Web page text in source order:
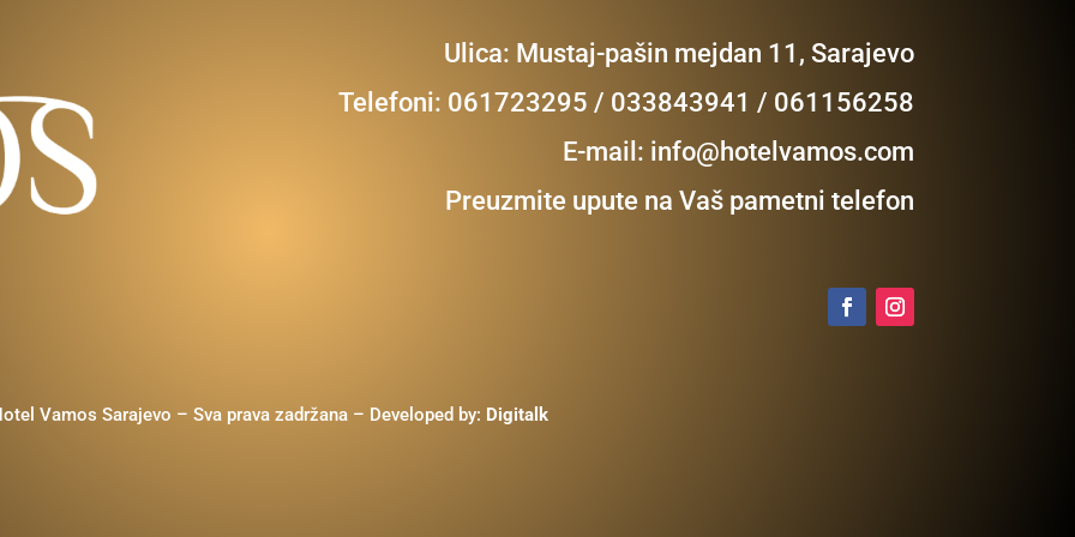
Ulica: Mustaj-pašin mejdan 11, Sarajevo
Telefoni: 061723295 / 033843941 / 061156258
E-mail: info@hotelvamos.com
Preuzmite upute na Vaš pametni telefon
Vamos Sarajevo – Sva prava zadržana – Developed by: Digitalk